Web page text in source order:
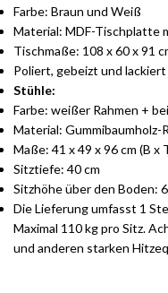
Farbe: Braun und Weiß
Material: MDF-Tischplatte
Tischmaße: 108 x 60 x 91
Poliert, gebeizt und lackiert
Stühle:
Farbe: weißer Rahmen +
Material:
Maße: 41 x 49 x 96 cm (B x
Sitztiefe: 40 cm
Sitzhöhe über den Boden:
Die Lieferung umfasst 1
Maximal 110 kg pro Sitz.
und anderen starken